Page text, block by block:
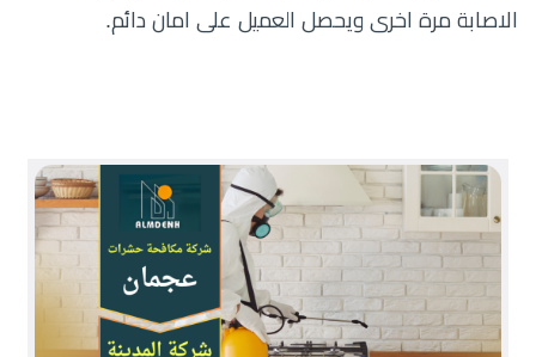
الاصابة مرة اخرى ويحصل العميل على امان دائم.